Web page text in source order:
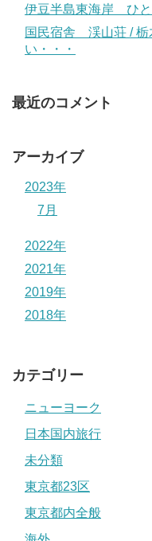
伊豆半島東海岸 ひ
国民宿舎 渓山荘 /
い・・・
最近のコメント
アーカイブ
2023年
7月
2022年
2021年
2019年
2018年
カテゴリー
ニューヨーク
日本国内旅行
未分類
東京都23区
東京都内全般